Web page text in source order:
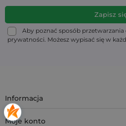
Aby poznać sposób przetwarzania
prywatności. Możesz wypisać się w
Informacja
Moje konto